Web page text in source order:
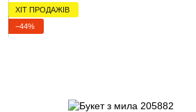
ХІТ ПРОДАЖІВ
−44%